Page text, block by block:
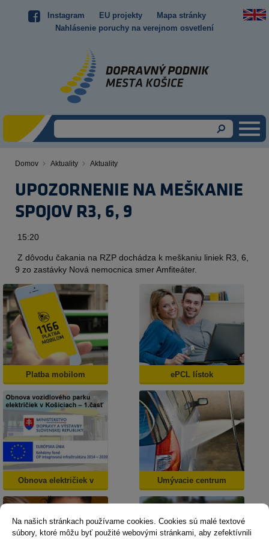
Instagram EU projekty
Mapa stránky
Nahlásenie poruchy na verejnom osvetlení
Domov Aktuality Aktuality
UPOZORNENIE NA MEŠKANIE
SPOJOV R3, 6, 9
Na našich stránkach používame cookies. Cookies sú malé textové
súbory, ktoré môžu byť použité webovými stránkami, aby zefektívnili
Obsah
15:20
Z dôvodu čakania na RZP dochádza k meškaniu liniek R3, 6,
9 zo zastávky Nová nemocnica smer Amfiteáter.
Platba mobilom ePCL lístok
Obnova električiek v
Košiciach
Umývacie centrum